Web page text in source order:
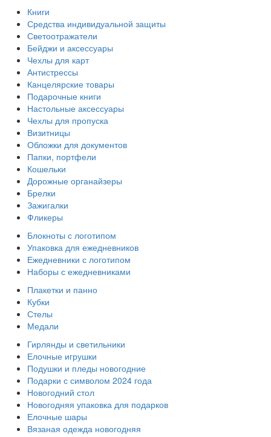
Книги
Средства индивидуальной защиты
Светоотражатели
Бейджи и аксессуары
Чехлы для карт
Антистрессы
Канцелярские товары
Подарочные книги
Настольные аксессуары
Чехлы для пропуска
Визитницы
Обложки для документов
Папки, портфели
Кошельки
Дорожные органайзеры
Брелки
Зажигалки
Фликеры
Блокноты с логотипом
Упаковка для ежедневников
Ежедневники с логотипом
Наборы с ежедневниками
Плакетки и панно
Кубки
Стелы
Медали
Гирлянды и светильники
Елочные игрушки
Подушки и пледы новогодние
Подарки с символом 2024 года
Новогодний стол
Новогодняя упаковка для подарков
Елочные шары
Вязаная одежда новогодняя